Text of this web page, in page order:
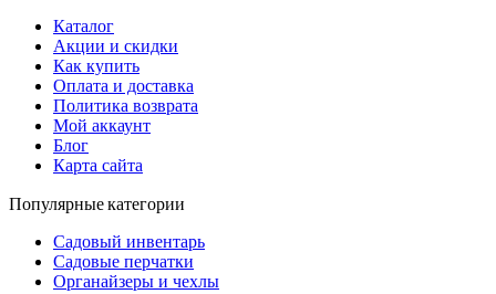
Каталог
Акции и скидки
Как купить
Оплата и доставка
Политика возврата
Мой аккаунт
Блог
Карта сайта
Популярные категории
Садовый инвентарь
Садовые перчатки
Органайзеры и чехлы